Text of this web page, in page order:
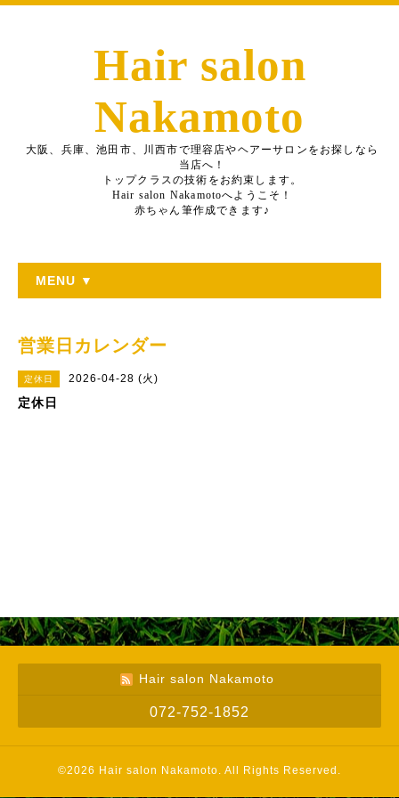
Hair salon
Nakamoto
大阪、兵庫、池田市、川西市で理容店やヘアーサロンをお探しなら
当店へ！
トップクラスの技術をお約束します。
Hair salon Nakamotoへようこそ！
赤ちゃん筆作成できます♪
MENU ▼
営業日カレンダー
定休日 2026-04-28 (火)
定休日
Hair salon Nakamoto
072-752-1852
©2026 Hair salon Nakamoto. All Rights Reserved.